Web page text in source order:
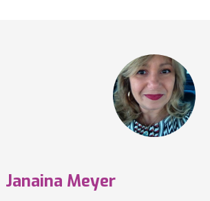
Janaina Meyer